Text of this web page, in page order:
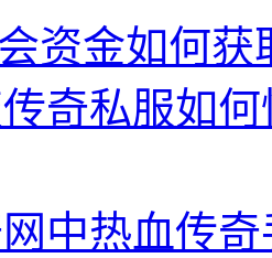
资金如何获
奇私服如
中热血传